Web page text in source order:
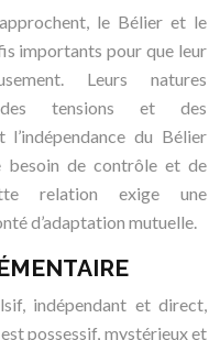
le Bélier et le
importants pour que leur
Leurs natures
tensions et des
l’indépendance du Bélier
besoin de contrôle et de
relation exige une
d’adaptation mutuelle.
indépendant et direct,
possessif, mystérieux et